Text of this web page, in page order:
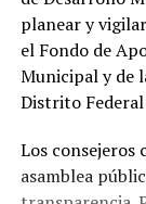
planear y
el Fondo de
Municipal y de
Distrito Federal
Los consejeros
asamblea